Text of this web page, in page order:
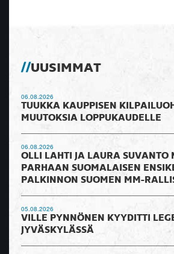
UUSIMMAT
06.08.2026
TUUKKA KAUPPISEN
MUUTOKSIA LOPPUKAUDELLE
06.08.2026
OLLI LAHTI JA LAURA SUVANTO
PARHAAN SUOMALAISEN
PALKINNON SUOMEN MM-
05.08.2026
VILLE PYNNÖNEN KYYDITTI
JYVÄSKYLÄSSÄ